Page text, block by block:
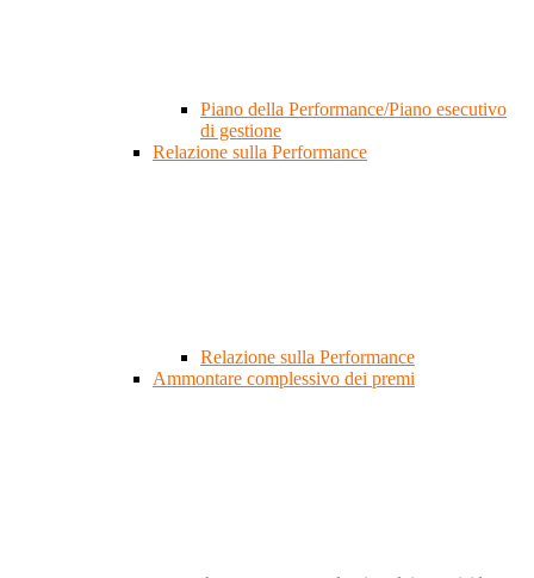
Piano della Performance/Piano esecutivo
di gestione
Relazione sulla Performance
Relazione sulla Performance
Ammontare complessivo dei premi